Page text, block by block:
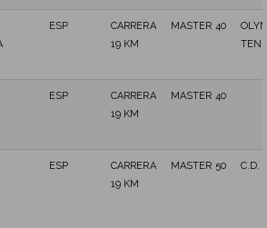
ESP
CARRERA
19 KM
MASTER 40
ESP
CARRERA
19 KM
MASTER 40
ESP
CARRERA
19 KM
MASTER 50 C.D.